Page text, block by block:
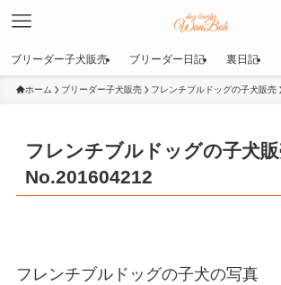
ブリーダー子犬販売 ブリーダー日記 裏日記
ホーム ブリーダー子犬販売 フレンチブルドッグの子犬販売
フレンチブルドッグの子犬
No.201604212
フレンチブルドッグの子犬の写真